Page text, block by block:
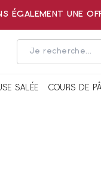
ÉGALEMENT UNE
SALÉE COURS DE